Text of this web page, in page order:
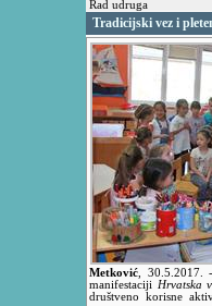
Rad udruga
Tradicijski vez i
Metković 30.5.2017.
manifestaciji
Hrvatska
društveno korisne